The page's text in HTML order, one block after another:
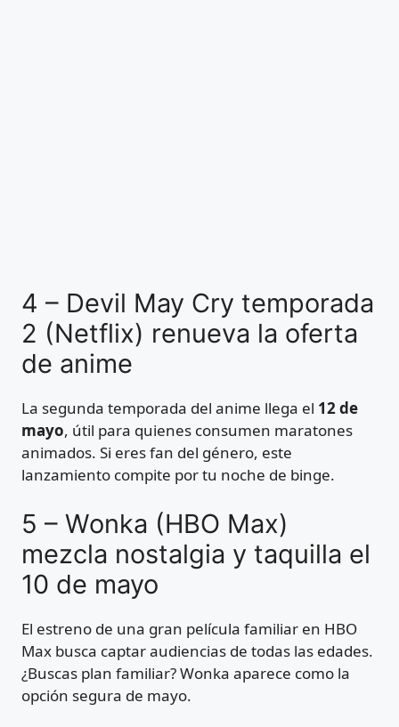
4 – Devil May Cry temporada
2 (Netflix) renueva la oferta
de anime
La segunda temporada del anime llega el 12 de
mayo, útil para quienes consumen maratones
animados. Si eres fan del género, este
lanzamiento compite por tu noche de binge.
5 – Wonka (HBO Max)
mezcla nostalgia y taquilla el
10 de mayo
El estreno de una gran película familiar en HBO
Max busca captar audiencias de todas las edades.
¿Buscas plan familiar? Wonka aparece como la
opción segura de mayo.